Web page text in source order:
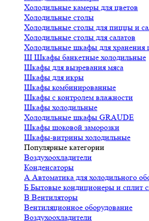
Холодильные камеры для цветов
Холодильные столы
Холодильные столы для пиццы и
Холодильные столы для салатов
Холодильные шкафы для хранения
Ш Шкафы банкетные холодильные
Шкафы для вызревания мяса
Шкафы для икры
Шкафы комбинированные
Шкафы с контролем влажности
Шкафы холодильные
Холодильные шкафы GRAUDE
Шкафы шоковой заморозки
Шкафы-витрины холодильные
Популярные категории
Воздухоохладители
Конденсаторы
А Автоматика для холодильного
Б Бытовые кондиционеры и сплит
В Вентиляторы
Вентиляционное оборудование
Воздухоохладители